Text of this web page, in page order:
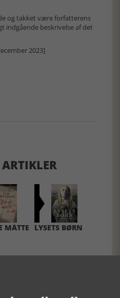
og takket være forfatterens
indgående beskrivelse af det
2023]
ARTIKLER
MÅTTE
LYSETS BØRN